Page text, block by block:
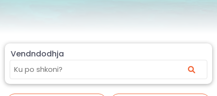
Vendndodhja